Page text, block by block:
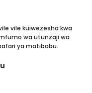
vile kuiwezesha kwa
wa utunzaji wa
ya matibabu.